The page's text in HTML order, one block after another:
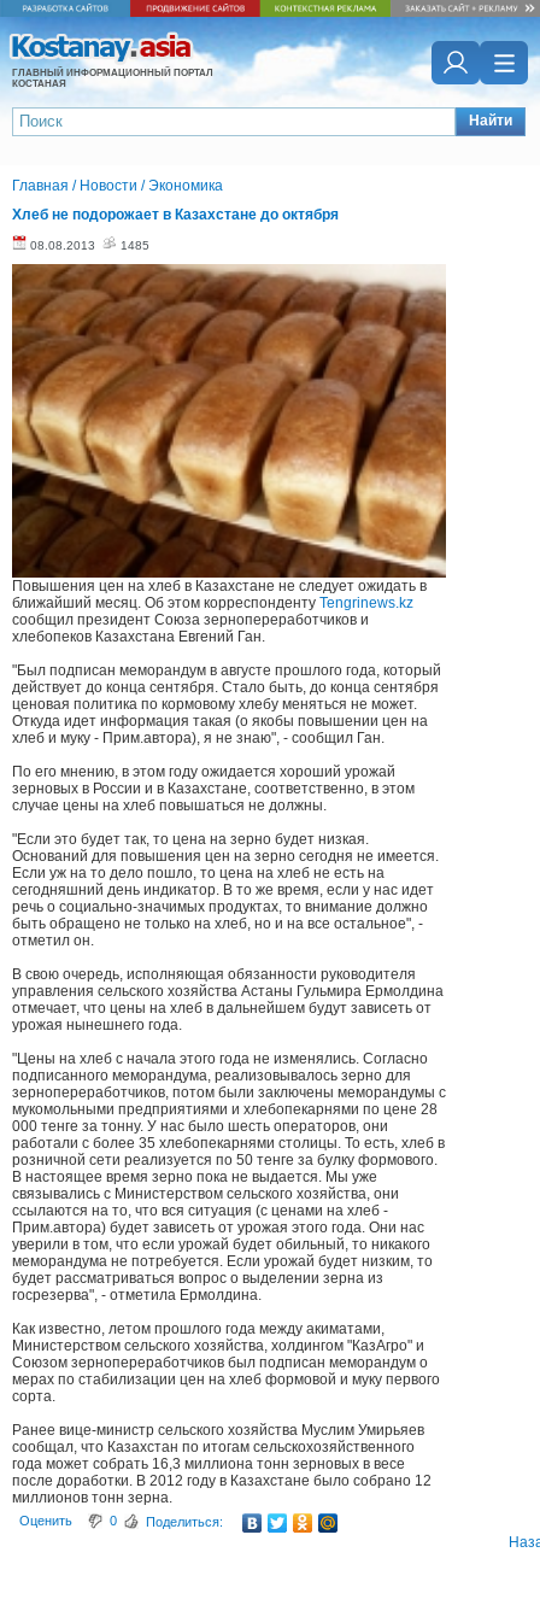
ГЛАВНЫЙ ИНФОРМАЦИОННЫЙ ПОРТАЛ
КОСТАНАЯ
Найти
Главная / Новости /Экономика
Хлеб не подорожает в Казахстане до октября
08.08.2013 1485
Повышения цен на хлеб в Казахстане не следует ожидать в
ближайший месяц. Об этом корреспонденту Tengrinews.kz
сообщил президент Союза зернопереработчиков и
хлебопеков Казахстана Евгений Ган.
"Был подписан меморандум в августе прошлого года, который
действует до конца сентября. Стало быть, до конца сентября
ценовая политика по кормовому хлебу меняться не может.
Откуда идет информация такая (о якобы повышении цен на
хлеб и муку - Прим.автора), я не знаю", - сообщил Ган.
По его мнению, в этом году ожидается хороший урожай
зерновых в России и в Казахстане, соответственно, в этом
случае цены на хлеб повышаться не должны.
"Если это будет так, то цена на зерно будет низкая.
Оснований для повышения цен на зерно сегодня не имеется.
Если уж на то дело пошло, то цена на хлеб не есть на
сегодняшний день индикатор. В то же время, если у нас идет
речь о социально-значимых продуктах, то внимание должно
быть обращено не только на хлеб, но и на все остальное", -
отметил он.
В свою очередь, исполняющая обязанности руководителя
управления сельского хозяйства Астаны Гульмира Ермолдина
отмечает, что цены на хлеб в дальнейшем будут зависеть от
урожая нынешнего года.
"Цены на хлеб с начала этого года не изменялись. Согласно
подписанного меморандума, реализовывалось зерно для
зернопереработчиков, потом были заключены меморандумы с
мукомольными предприятиями и хлебопекарнями по цене 28
000 тенге за тонну. У нас было шесть операторов, они
работали с более 35 хлебопекарнями столицы. То есть, хлеб в
розничной сети реализуется по 50 тенге за булку формового.
В настоящее время зерно пока не выдается. Мы уже
связывались с Министерством сельского хозяйства, они
ссылаются на то, что вся ситуация (с ценами на хлеб -
Прим.автора) будет зависеть от урожая этого года. Они нас
уверили в том, что если урожай будет обильный, то никакого
меморандума не потребуется. Если урожай будет низким, то
будет рассматриваться вопрос о выделении зерна из
госрезерва", - отметила Ермолдина.
Как известно, летом прошлого года между акиматами,
Министерством сельского хозяйства, холдингом "КазАгро" и
Союзом зернопереработчиков был подписан меморандум о
мерах по стабилизации цен на хлеб формовой и муку первого
сорта.
Ранее вице-министр сельского хозяйства Муслим Умирьяев
сообщал, что Казахстан по итогам сельскохозяйственного
года может собрать 16,3 миллиона тонн зерновых в весе
после доработки. В 2012 году в Казахстане было собрано 12
миллионов тонн зерна.
Оценить 0 Поделиться: